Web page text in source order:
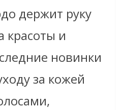
держит руку
красоты и
новинки
за кожей